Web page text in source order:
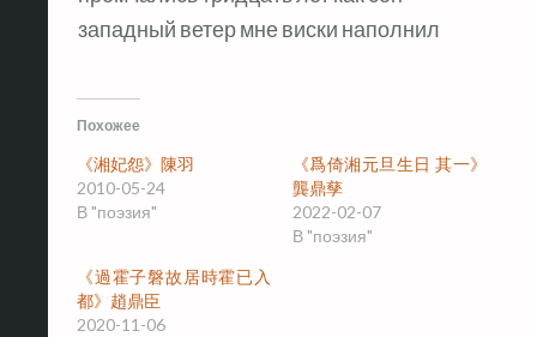
западный ветер мне виски наполнил
Похожее
《湘妃怨》陳羽
2010-05-24
В "поэзия"
《爲倚湘元旦生日 其一》
龔鼎孳
2022-02-07
В "поэзия"
《過霍子磐故居時霍已入
都》趙鼎臣
2020-11-06